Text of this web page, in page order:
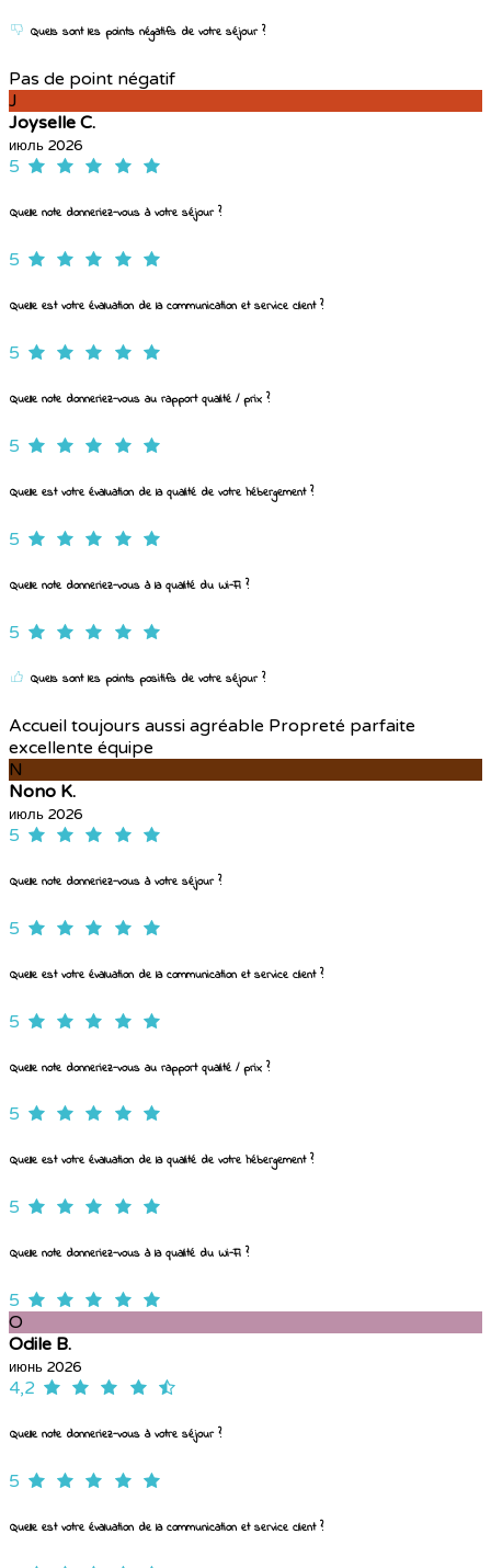
Quels sont les points négatifs de votre séjour ?
Pas de point négatif
J
Joyselle C.
июль 2026
5
Quelle note donneriez-vous à votre séjour ?
5
Quelle est votre évaluation de la communication et service client ?
5
Quelle note donneriez-vous au rapport qualité / prix ?
5
Quelle est votre évaluation de la qualité de votre hébergement ?
5
Quelle note donneriez-vous à la qualité du Wi-Fi ?
5
Quels sont les points positifs de votre séjour ?
Accueil toujours aussi agréable Propreté parfaite
excellente équipe
N
Nono K.
июль 2026
5
Quelle note donneriez-vous à votre séjour ?
5
Quelle est votre évaluation de la communication et service client ?
5
Quelle note donneriez-vous au rapport qualité / prix ?
5
Quelle est votre évaluation de la qualité de votre hébergement ?
5
Quelle note donneriez-vous à la qualité du Wi-Fi ?
5
O
Odile B.
июнь 2026
4,2
Quelle note donneriez-vous à votre séjour ?
5
Quelle est votre évaluation de la communication et service client ?